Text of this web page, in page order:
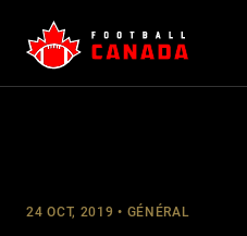
content
24 OCT, 2019 GÉNÉRAL